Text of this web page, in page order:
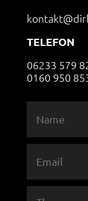
TELEFON
06233 579
0160 950